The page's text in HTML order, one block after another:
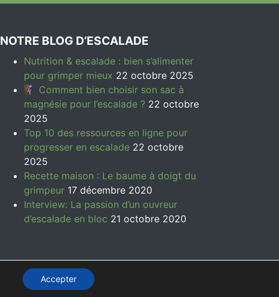
NOTRE BLOG D’ESCALADE
Nutrition & escalade : bien s’alimenter
pour grimper mieux 22 octobre 2025
🧗‍♀️ Comment bien choisir son sac à
magnésie pour l’escalade ? 22 octobre
2025
Top 10 des ressources en ligne pour
progresser en escalade 22 octobre
2025
Recette maison : Le baume à doigt du
grimpeur 17 décembre 2020
Interview: La passion d’un ouvreur
d’escalade en bloc 21 octobre 2020
CGV Mentions légales
Accepter